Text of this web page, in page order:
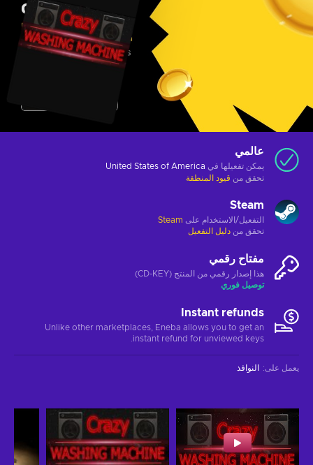
عالمي
يمكن تفعيلها في United States of America
تحقق من قيود المنطقة
Steam
التفعيل/الاستخدام على Steam
تحقق من دليل التفعيل
مفتاح رقمي
هذا إصدار رقمي من المنتج (CD-KEY)
توصيل فوري
Instant refunds
Unlike other marketplaces, Eneba allows you to get an
instant refund for unviewed keys.
يعمل على: النوافذ